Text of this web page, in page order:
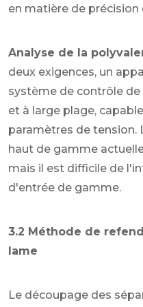
en matière de
Analyse de la
deux exigences, un
système de contrôle
et à large plage,
paramètres de tension.
haut de gamme
mais il est difficile de
d'entrée de gamme.
3.2 Méthode de
lame
Le découpage des